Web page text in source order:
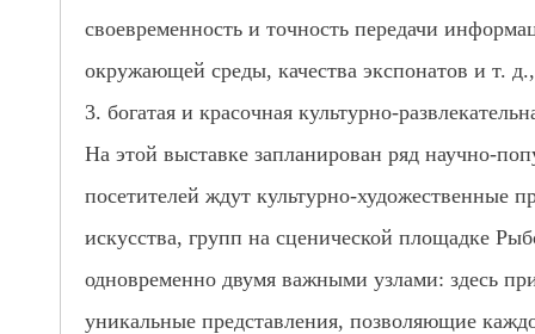
своевременность и точность передачи
окружающей среды, качества экспонатов и т.
3. богатая и красочная культурно-
На этой выставке запланирован ряд научно-
посетителей ждут культурно-художественные
искусства, групп на сценической площадке
одновременно двумя важными узлами: здесь
уникальные представления, позволяющие